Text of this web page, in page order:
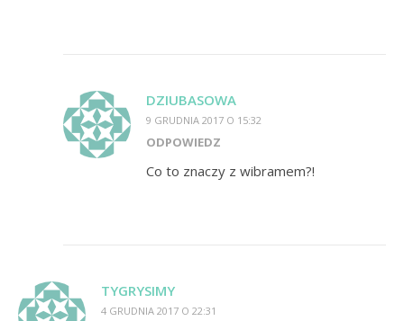
DZIUBASOWA
9 GRUDNIA 2017 O 15:32
ODPOWIEDZ
Co to znaczy z wibramem?!
TYGRYSIMY
4 GRUDNIA 2017 O 22:31